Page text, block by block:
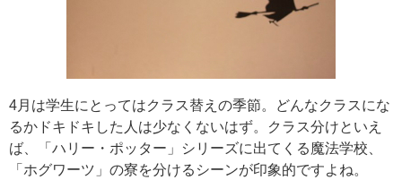
4月は学生にとってはクラス替えの季節。どんなクラスにな
るかドキドキした人は少なくないはず。クラス分けといえ
ば、「ハリー・ポッター」シリーズに出てくる魔法学校、
「ホグワーツ」の寮を分けるシーンが印象的ですよね。